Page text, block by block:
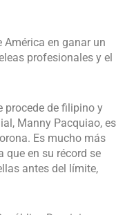
América en ganar un
profesionales y el
procede de filipino y
Manny Pacquiao, es
Es mucho más
que en su récord se
antes del límite,